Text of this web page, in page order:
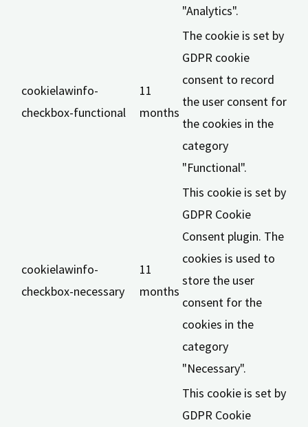
"Analytics".
cookielawinfo-
checkbox-functional
11
months
The cookie is set by
GDPR cookie
consent to record
the user consent for
the cookies in the
category
"Functional".
cookielawinfo-
checkbox-necessary
11
months
This cookie is set by
GDPR Cookie
Consent plugin. The
cookies is used to
store the user
consent for the
cookies in the
category
"Necessary".
This cookie is set by
GDPR Cookie